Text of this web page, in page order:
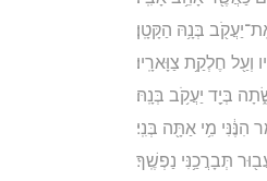
בְּנָ֥הּ הַקָּטָֽן׃
וְעַ֖ל חֶלְקַ֥ת צַוָּארָֽיו׃
בְּיַ֖ד יַעֲקֹ֥ב בְּנָֽהּ׃
הִנֶּ֔נִּי מִ֥י אַתָּ֖ה בְּנִֽי׃
תְּבָרֲכַ֥נִּי נַפְשֶֽׁךָ׃